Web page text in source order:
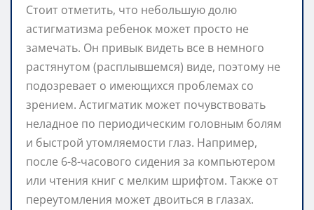
Стоит отметить, что небольшую долю
астигматизма ребенок может просто не
замечать. Он привык видеть все в немного
растянутом (расплывшемся) виде, поэтому не
подозревает о имеющихся проблемах со
зрением. Астигматик может почувствовать
неладное по периодическим головным болям
и быстрой утомляемости глаз. Например,
после 6-8-часового сидения за компьютером
или чтения книг с мелким шрифтом. Также от
переутомления может двоиться в глазах.